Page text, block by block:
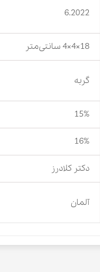
6.2022
18×4×4 سانتی‌متر
گربه
15%
16%
دکتر کلادرز
آلمان